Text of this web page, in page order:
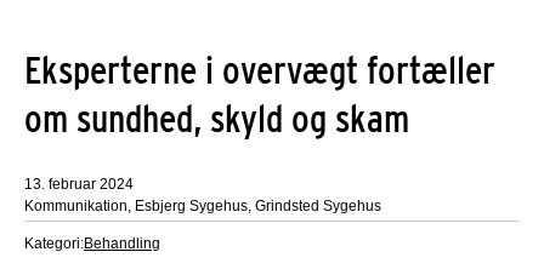
Eksperterne i overvægt fortæller
om sundhed, skyld og skam
13. februar 2024
Kommunikation, Esbjerg Sygehus, Grindsted Sygehus
Kategori:Behandling